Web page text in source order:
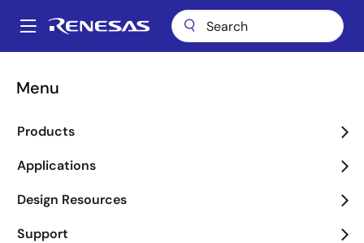
main
Main
Menu
Products
Applications
Design Resources
Support
Breadcrumb
瑞萨的超级MCU模型车大赛
瑞萨的超级MCU模型车大赛
由瑞萨赞助的“瑞萨超级MCU模型车大赛”为教育部主